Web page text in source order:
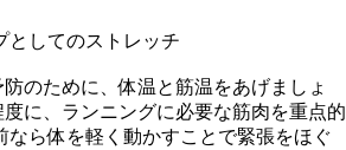
としてのストレッチ
のために、体温と筋温をあげましょ
に、ランニングに必要な筋肉を重点的
なら体を軽く動かすことで緊張をほぐ